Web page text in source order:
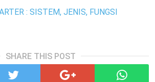
: SISTEM, JENIS, FUNGSI
SHARE THIS POST